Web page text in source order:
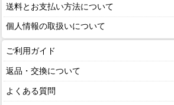
送料とお支払い方法について
個人情報の取扱いについて
ご利用ガイド
返品・交換について
よくある質問